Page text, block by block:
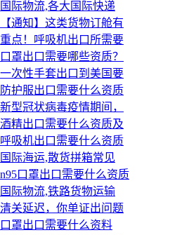
国际物流,各大国际快递
【通知】这类货物订舱有
重点！呼吸机出口所需要
口罩出口需要哪些资质？
一次性手套出口到美国要
防护服出口需要什么资质
新型冠状病毒疫情期间，
酒精出口需要什么资质及
呼吸机出口需要什么资质
国际海运,散货拼箱常见
n95口罩出口需要什么资质
国际物流,铁路货物运输
清关延迟，你单证出问题
口罩出口需要什么资料